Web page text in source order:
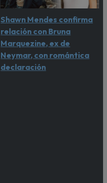
Shawn Mendes confirma
relación con Bruna
Marquezine, ex de
Neymar, con romántica
declaración